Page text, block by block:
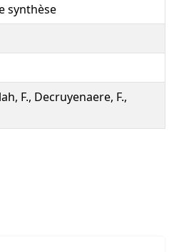
synthèse
F., Decruyenaere, F.,